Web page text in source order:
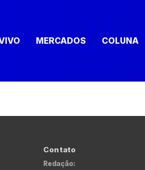
MERCADOS COLUNA
Contato
Redação: